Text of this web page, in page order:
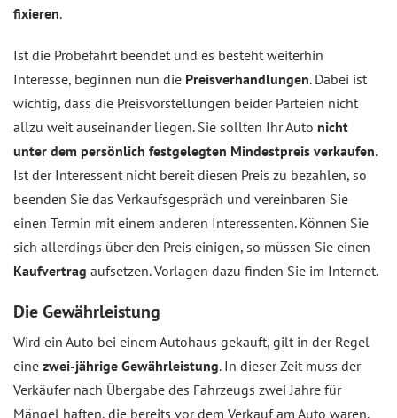
fixieren.
Ist die Probefahrt beendet und es besteht weiterhin
Interesse, beginnen nun die Preisverhandlungen. Dabei ist
wichtig, dass die Preisvorstellungen beider Parteien nicht
allzu weit auseinander liegen. Sie sollten Ihr Auto nicht
unter dem persönlich festgelegten Mindestpreis verkaufen.
Ist der Interessent nicht bereit diesen Preis zu bezahlen, so
beenden Sie das Verkaufsgespräch und vereinbaren Sie
einen Termin mit einem anderen Interessenten. Können Sie
sich allerdings über den Preis einigen, so müssen Sie einen
Kaufvertrag aufsetzen. Vorlagen dazu finden Sie im Internet.
Die Gewährleistung
Wird ein Auto bei einem Autohaus gekauft, gilt in der Regel
eine zwei-jährige Gewährleistung. In dieser Zeit muss der
Verkäufer nach Übergabe des Fahrzeugs zwei Jahre für
Mängel haften, die bereits vor dem Verkauf am Auto waren.